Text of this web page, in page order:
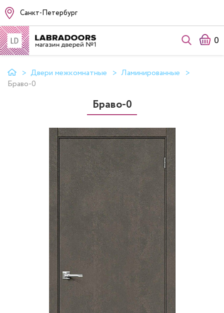
Санкт-Петербург
0
Двери межкомнатные
Ламинированные
Браво-0
Браво-0